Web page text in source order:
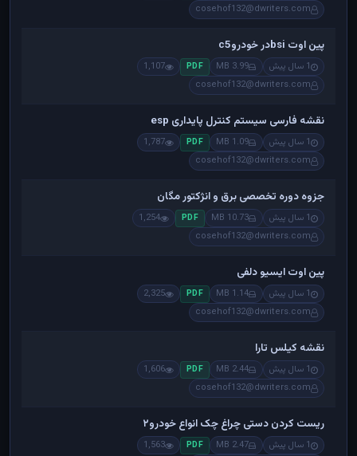
cosehof132@dwriters.com
پین اوت bsiدر خودروc5
1 سال پیش 3.99 MB
PDF
1,107
cosehof132@dwriters.com
نقشه فارسی سیستم کنترل پایداری esp
1 سال پیش 1.09 MB
PDF
1,787
cosehof132@dwriters.com
جزوه دوره تخصصی برق و انژکتور مگان
1 سال پیش 10.73 MB
PDF
1,254
cosehof132@dwriters.com
پین اوت ایسیو دلفی
1 سال پیش 1.14 MB
PDF
2,325
cosehof132@dwriters.com
نقشه کیلس تارا
1 سال پیش 2.44 MB
PDF
1,606
cosehof132@dwriters.com
ریست کردن دستی چراغ چک انواع خودرو۲
1 سال پیش 2.47 MB
PDF
1,563